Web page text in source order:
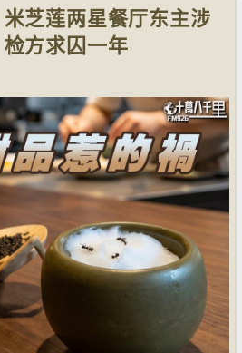
米芝莲两星餐厅东主涉
方求囚一年